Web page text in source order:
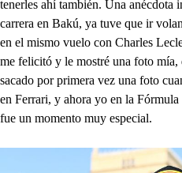
tenerles ahí también. Una anécdota
carrera en Bakú, ya tuve que ir
en el mismo vuelo con Charles
me felicitó y le mostré una foto mía,
sacado por primera vez una foto
en Ferrari, y ahora yo en la
fue un momento muy especial.